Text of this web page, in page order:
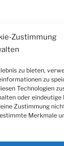
Zustimmung
zu bieten,
zu
Technologien
oder eindeutige
Zustimmung
Merkmale
Newsletter